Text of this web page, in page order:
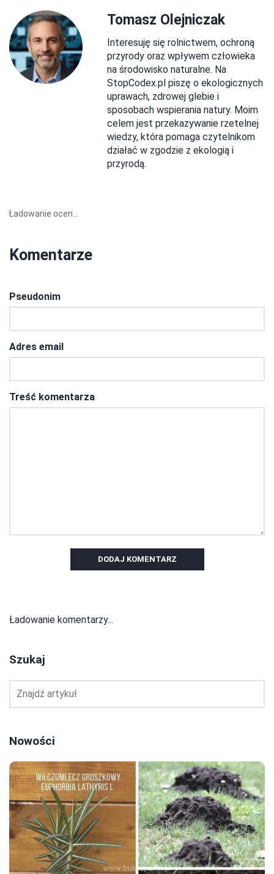
Tomasz Olejniczak
Interesuję się rolnictwem, ochroną
przyrody oraz wpływem człowieka
na środowisko naturalne. Na
StopCodex.pl piszę o ekologicznych
uprawach, zdrowej glebie i
sposobach wspierania natury. Moim
celem jest przekazywanie rzetelnej
wiedzy, która pomaga czytelnikom
działać w zgodzie z ekologią i
przyrodą.
Ładowanie ocen...
Komentarze
Pseudonim
Adres email
Treść komentarza
DODAJ KOMENTARZ
Ładowanie komentarzy...
Szukaj
Nowości